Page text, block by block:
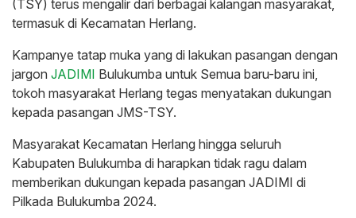
(TSY) terus mengalir dari berbagai kalangan masyarakat,
termasuk di Kecamatan Herlang.
Kampanye tatap muka yang di lakukan pasangan dengan
jargon JADIMI Bulukumba untuk Semua baru-baru ini,
tokoh masyarakat Herlang tegas menyatakan dukungan
kepada pasangan JMS-TSY.
Masyarakat Kecamatan Herlang hingga seluruh
Kabupaten Bulukumba di harapkan tidak ragu dalam
memberikan dukungan kepada pasangan JADIMI di
Pilkada Bulukumba 2024.